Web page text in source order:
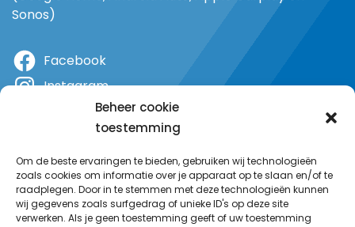
Beheer cookie
toestemming
Om de beste ervaringen te bieden, gebruiken wij technologieën
zoals cookies om informatie over je apparaat op te slaan en/of te
raadplegen. Door in te stemmen met deze technologieën kunnen
wij gegevens zoals surfgedrag of unieke ID's op deze site
verwerken. Als je geen toestemming geeft of uw toestemming
Sonos)
Facebook
Instagram
YouTube